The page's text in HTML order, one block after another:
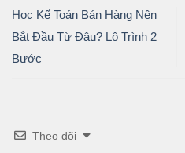
Học Kế Toán Bán Hàng Nên
Bắt Đầu Từ Đâu? Lộ Trình 2
Bước
Theo dõi